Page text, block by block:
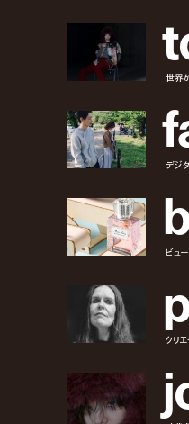
t
世界
f
デジ
ビュ
p
クリ
j